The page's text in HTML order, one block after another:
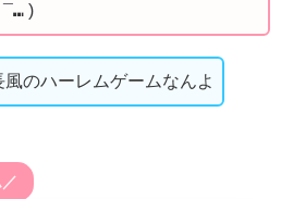
¯⑉ )
のハーレムゲームなんよ